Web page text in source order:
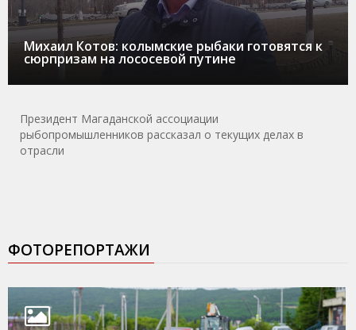
Михаил Котов: колымские рыбаки готовятся к
сюрпризам на лососевой путине
Президент Магаданской ассоциации
рыбопромышленников рассказал о текущих делах в
отрасли
ФОТОРЕПОРТАЖИ